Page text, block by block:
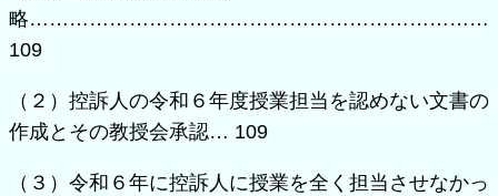
略……………………………………………………………
109
（２）控訴人の令和６年度授業担当を認めない文書の
作成とその教授会承認… 109
（３）令和６年に控訴人に授業を全く担当させなかっ